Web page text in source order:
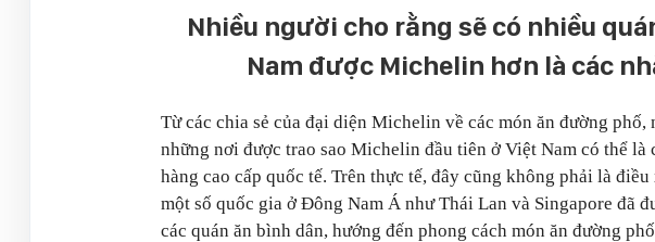
Nhiều người cho rằng sẽ có nhiều
Nam được Michelin hơn là các
Từ các chia sẻ của đại diện Michelin về các món ăn đường
những nơi được trao sao Michelin đầu tiên ở Việt Nam có thể là
hàng cao cấp quốc tế. Trên thực tế, đây cũng không phải là
một số quốc gia ở Đông Nam Á như Thái Lan và Singapore đã
các quán ăn bình dân, hướng đến phong cách món ăn đường